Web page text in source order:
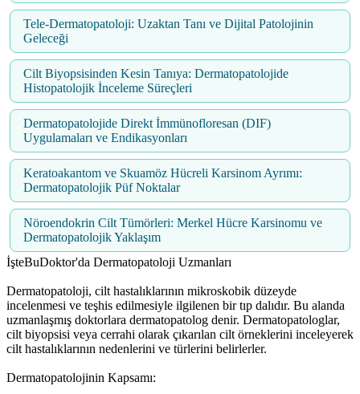
Tele-Dermatopatoloji: Uzaktan Tanı ve Dijital Patolojinin
Geleceği
Cilt Biyopsisinden Kesin Tanıya: Dermatopatolojide
Histopatolojik İnceleme Süreçleri
Dermatopatolojide Direkt İmmünofloresan (DIF)
Uygulamaları ve Endikasyonları
Keratoakantom ve Skuamöz Hücreli Karsinom Ayrımı:
Dermatopatolojik Püf Noktalar
Nöroendokrin Cilt Tümörleri: Merkel Hücre Karsinomu ve
Dermatopatolojik Yaklaşım
İşteBuDoktor'da Dermatopatoloji Uzmanları
Dermatopatoloji, cilt hastalıklarının mikroskobik düzeyde
incelenmesi ve teşhis edilmesiyle ilgilenen bir tıp dalıdır. Bu alanda
uzmanlaşmış doktorlara dermatopatolog denir. Dermatopatologlar,
cilt biyopsisi veya cerrahi olarak çıkarılan cilt örneklerini inceleyerek
cilt hastalıklarının nedenlerini ve türlerini belirlerler.
Dermatopatolojinin Kapsamı: